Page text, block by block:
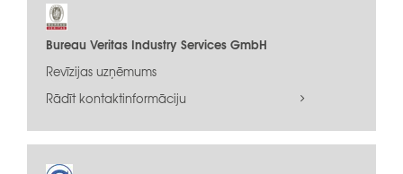
Bureau Veritas Industry Services GmbH
Revīzijas uzņēmums
Rādīt kontaktinformāciju